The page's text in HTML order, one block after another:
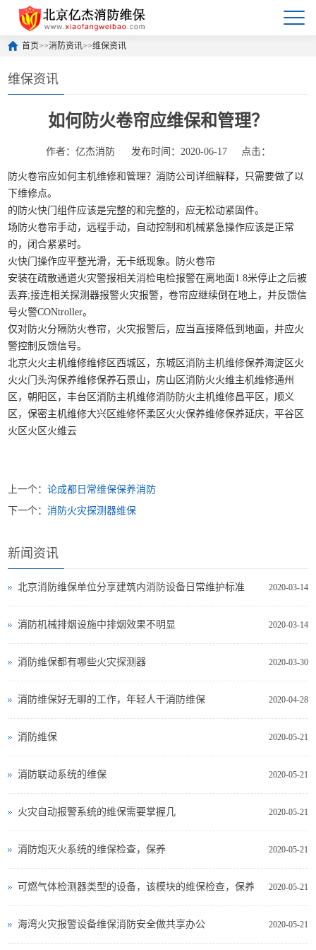
首页>>消防资讯>>维保资讯
维保资讯
如何防火卷帘应维保和管理？
作者：亿杰消防 发布时间：2020-06-17 点击：
防火卷帘应如何主机维修和管理？消防公司详细解释，只需要做了以
下维修点。
的防火快门组件应该是完整的和完整的，应无松动紧固件。
场防火卷帘手动，远程手动，自动控制和机械紧急操作应该是正常
的，闭合紧紧时。
火快门操作应平整光滑，无卡纸现象。防火卷帘
安装在疏散通道火灾警报相关消检电检报警在离地面1.8米停止之后被
丢弃;接连相关探测器报警火灾报警，卷帘应继续倒在地上，并反馈信
号火警CONtroller。
仅对防火分隔防火卷帘，火灾报警后，应当直接降低到地面，并应火
警控制反馈信号。
北京火火主机维修维修区西城区，东城区消防主机维修保养海淀区火
火火门头沟保养维修保养石景山，房山区消防火火维主机维修通州
区，朝阳区，丰台区消防主机维修消防防火主机维修昌平区，顺义
区，保密主机维修大兴区维修怀柔区火火保养维修保养延庆，平谷区
火区火区火维云
上一个：论成都日常维保保养消防
下一个：消防火灾探测器维保
新闻资讯
2020-03-14
北京消防维保单位分享建筑内消防设备日常维护标准
2020-03-14
消防机械排烟设施中排烟效果不明显
2020-03-30
消防维保都有哪些火灾探测器
2020-04-28
消防维保好无聊的工作，年轻人干消防维保
2020-05-21
消防维保
2020-05-21
消防联动系统的维保
2020-05-21
火灾自动报警系统的维保需要掌握几
2020-05-21
消防炮灭火系统的维保检查，保养
2020-05-21
可燃气体检测器类型的设备，该模块的维保检查，保养
2020-05-21
海湾火灾报警设备维保消防安全做共享办公